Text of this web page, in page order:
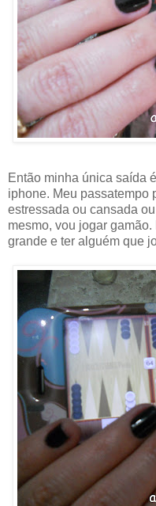
Então minha única saída
iphone. Meu passatempo
estressada ou cansada
mesmo, vou jogar
grande e ter alguém que